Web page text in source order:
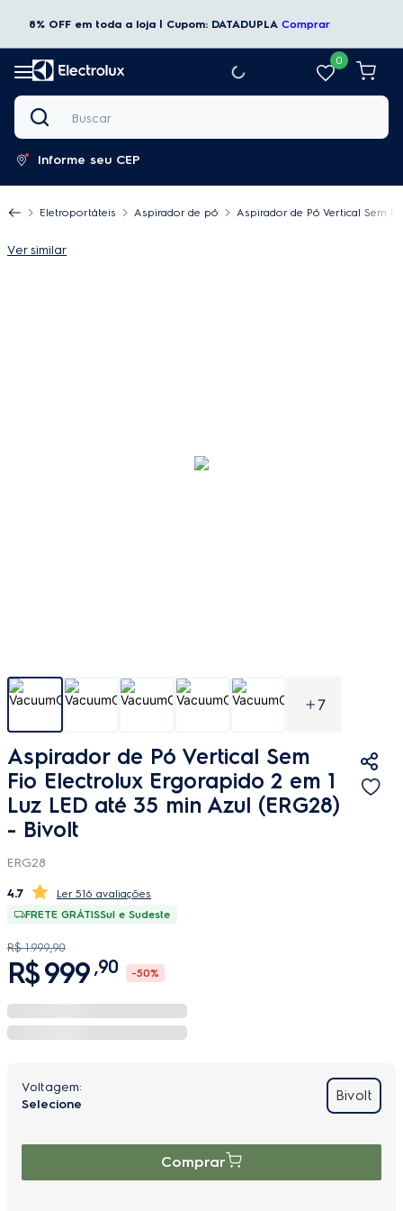
8% OFF em toda a loja | Cupom: DATADUPLA Comprar
0
Buscar
Informe seu CEP
Eletroportáteis Aspirador de pó Aspirador de Pó Vertical Sem
Ver similar
7
Aspirador de Pó Vertical Sem
Fio Electrolux Ergorapido 2 em 1
Luz LED até 35 min Azul (ERG28)
- Bivolt
ERG28
4.7
516 avaliações
FRETE GRÁTISSul e Sudeste
R$ 1.999,90
R$999 ,90 -50%
Bivolt
Comprar